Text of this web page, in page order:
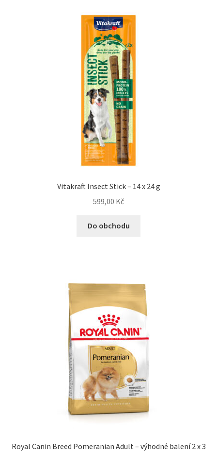
Vitakraft Insect Stick – 14 x 24 g
599,00 Kč
Do obchodu
Royal Canin Breed Pomeranian Adult – výhodné balení 2 x 3